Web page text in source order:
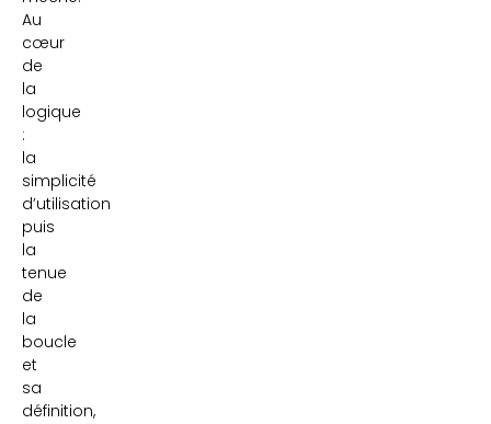
Au
cœur
de
la
logique
:
la
simplicité
d’utilisation
puis
la
tenue
de
la
boucle
et
sa
définition,